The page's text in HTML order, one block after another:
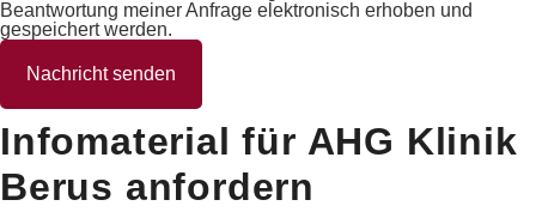
Beantwortung meiner Anfrage elektronisch erhoben und
gespeichert werden.
Nachricht senden
Infomaterial für AHG Klinik
Berus anfordern